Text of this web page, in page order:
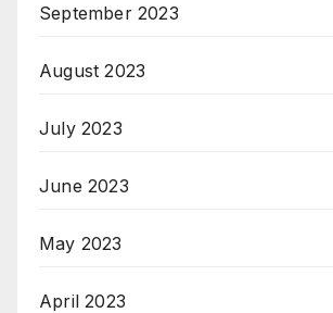
September 2023
August 2023
July 2023
June 2023
May 2023
April 2023